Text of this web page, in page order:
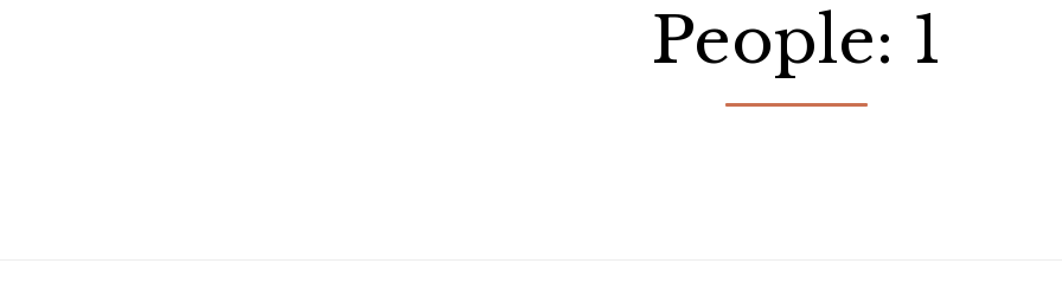
People: 1